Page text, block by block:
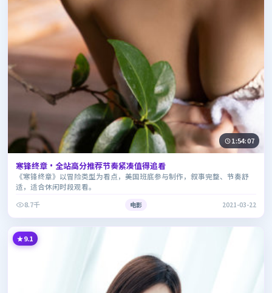
1:54:07
寒锋终章·全站高分推荐节奏紧凑值得追看
《寒锋终章》以冒险类型为看点，美国班底参与制作，叙事完整、节奏舒
适，适合休闲时段观看。
8.7千
电影 2021-03-22
9.1